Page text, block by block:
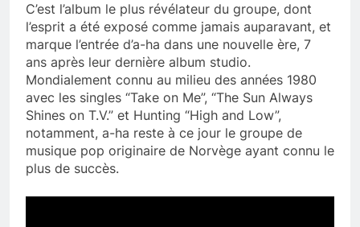
C’est l’album le plus révélateur du groupe, dont
l’esprit a été exposé comme jamais auparavant, et
marque l’entrée d’a-ha dans une nouvelle ère, 7
ans après leur dernière album studio.
Mondialement connu au milieu des années 1980
avec les singles “Take on Me”, “The Sun Always
Shines on T.V.” et Hunting “High and Low”,
notamment, a-ha reste à ce jour le groupe de
musique pop originaire de Norvège ayant connu le
plus de succès.